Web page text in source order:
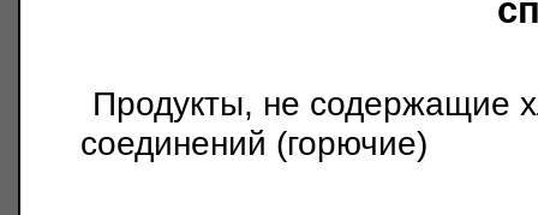
Продукты, не содержащие
соединений (горючие)